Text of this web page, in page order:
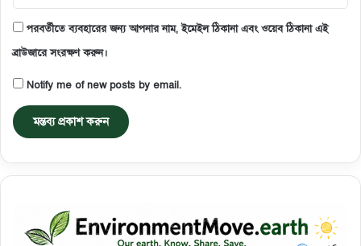
পরবর্তীতে ব্যবহারের জন্য আপনার নাম, ইমেইল ঠিকানা এবং ওয়েব ঠিকানা এই
ব্রাউজারে সংরক্ষণ করুন।
Notify me of new posts by email.